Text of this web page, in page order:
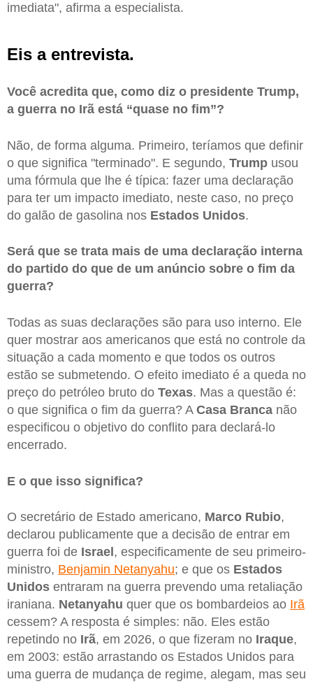
imediata", afirma a especialista.
Eis a entrevista.
Você acredita que, como diz o presidente Trump,
a guerra no Irã está “quase no fim”?
Não, de forma alguma. Primeiro, teríamos que definir
o que significa "terminado". E segundo, Trump usou
uma fórmula que lhe é típica: fazer uma declaração
para ter um impacto imediato, neste caso, no preço
do galão de gasolina nos Estados Unidos.
Será que se trata mais de uma declaração interna
do partido do que de um anúncio sobre o fim da
guerra?
Todas as suas declarações são para uso interno. Ele
quer mostrar aos americanos que está no controle da
situação a cada momento e que todos os outros
estão se submetendo. O efeito imediato é a queda no
preço do petróleo bruto do Texas. Mas a questão é:
o que significa o fim da guerra? A Casa Branca não
especificou o objetivo do conflito para declará-lo
encerrado.
E o que isso significa?
O secretário de Estado americano, Marco Rubio,
declarou publicamente que a decisão de entrar em
guerra foi de Israel , especificamente de seu primeiro-
ministro, Benjamin Netanyahu; e que os Estados
Unidos entraram na guerra prevendo uma retaliação
iraniana. Netanyahu quer que os bombardeios ao Irã
cessem? A resposta é simples: não. Eles estão
repetindo no Irã, em 2026, o que fizeram no Iraque,
em 2003: estão arrastando os Estados Unidos para
uma guerra de mudança de regime, alegam, mas seu